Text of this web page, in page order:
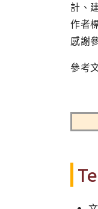
計、
作者
感謝
參考